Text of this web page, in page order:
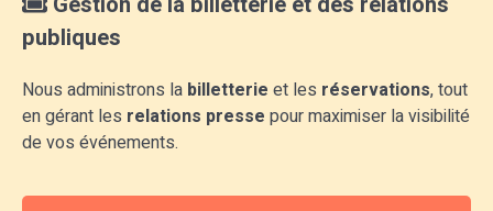
publiques
Nous administrons la billetterie et les réservations, tout
en gérant les relations presse pour maximiser la visibilité
de vos événements.